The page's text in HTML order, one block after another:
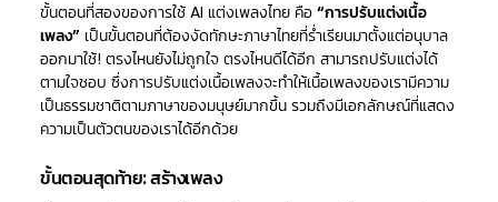
ขั้นตอนที่สองของการใช้ AI แต่งเพลงไทย คือ “การปรับแต่งเนื้อ
เพลง” เป็นขั้นตอนที่ต้องงัดทักษะภาษาไทยที่ร่ำเรียนมาตั้งแต่อนุบาล
ออกมาใช้! ตรงไหนยังไม่ถูกใจ ตรงไหนดีได้อีก สามารถปรับแต่งได้
ตามใจชอบ ซึ่งการปรับแต่งเนื้อเพลงจะทำให้เนื้อเพลงของเรามีความ
เป็นธรรมชาติตามภาษาของมนุษย์มากขึ้น รวมถึงมีเอกลักษณ์ที่แสดง
ความเป็นตัวตนของเราได้อีกด้วย
ขั้นตอนสุดท้าย: สร้างเพลง